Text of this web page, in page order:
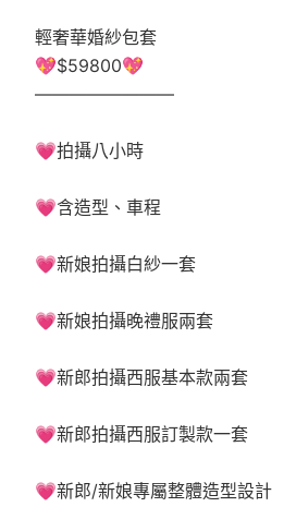
輕奢華婚紗包套
💖$59800💖
————————
💗拍攝八小時
💗含造型、車程
💗新娘拍攝白紗一套
💗新娘拍攝晚禮服兩套
💗新郎拍攝西服基本款兩套
💗新郎拍攝西服訂製款一套
💗新郎/新娘專屬整體造型設計